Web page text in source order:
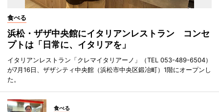
食べる
浜松・ザザ中央館にイタリアンレストラン コンセ
プトは「日常に、イタリアを」
イタリアンレストラン「クレマイタリアーノ」（TEL 053-489-6504）
が7月16日、ザザシティ中央館（浜松市中央区鍛冶町）1階にオープンし
た。
食べる